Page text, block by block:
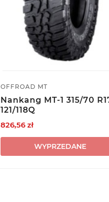
OFFROAD MT
Nankang MT-1 315/70
121/118Q
826,56 zł
WYPRZEDANE